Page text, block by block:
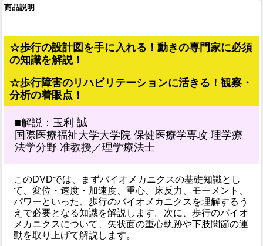
商品説明
☆歩行の設計図を手に入れる！動きの専門家に必須
の知識を解説！
☆歩行障害のリハビリテーションに活きる！観察・
分析の着眼点！
■解説：玉利 誠
国際医療福祉大学大学院 保健医療学専攻 理学療
法学分野 准教授／理学療法士
このDVDでは、まずバイオメカニクスの基礎知識とし
て、変位・速度・加速度、重心、床反力、モーメント、
パワーといった、歩行のバイオメカニクスを理解するう
えで必要となる知識を解説します。次に、歩行のバイオ
メカニクスについて、矢状面の重心軌跡や下肢関節の運
動を取り上げて解説します。